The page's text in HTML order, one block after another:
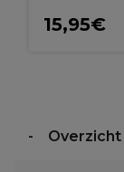
15,95€
Overzicht